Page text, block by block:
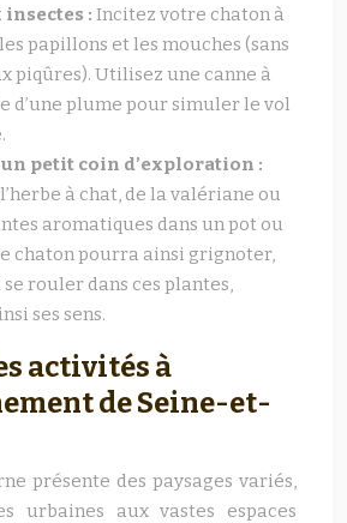
insectes : Incitez votre chaton à
papillons et les mouches (sans
piqûres). Utilisez une canne à
d’une plume pour simuler le vol
petit coin d’exploration :
à chat, de la valériane ou
aromatiques dans un pot ou
chaton pourra ainsi grignoter,
rouler dans ces plantes,
ses sens.
activités à
de Seine-et-
présente des paysages variés,
urbaines aux vastes espaces